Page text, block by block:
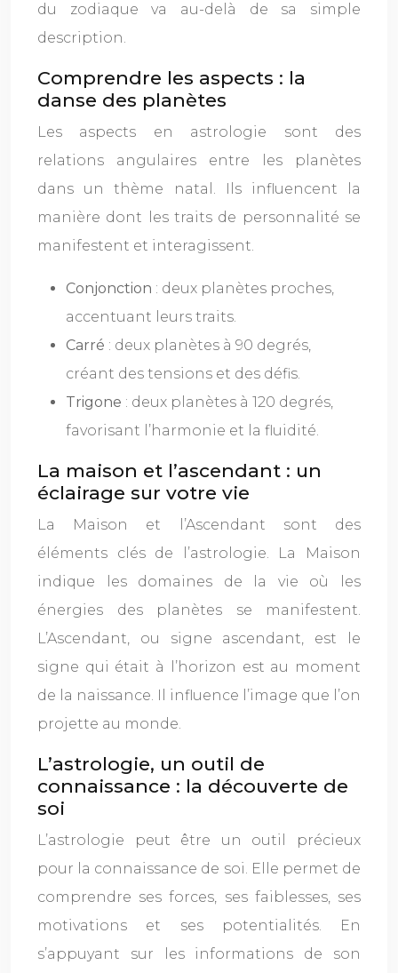
du zodiaque va au-delà de sa simple
description.
Comprendre les aspects : la
danse des planètes
Les aspects en astrologie sont des
relations angulaires entre les planètes
dans un thème natal. Ils influencent la
manière dont les traits de personnalité se
manifestent et interagissent.
Conjonction : deux planètes proches,
accentuant leurs traits.
Carré : deux planètes à 90 degrés,
créant des tensions et des défis.
Trigone : deux planètes à 120 degrés,
favorisant l’harmonie et la fluidité.
La maison et l’ascendant : un
éclairage sur votre vie
La Maison et l’Ascendant sont des
éléments clés de l’astrologie. La Maison
indique les domaines de la vie où les
énergies des planètes se manifestent.
L’Ascendant, ou signe ascendant, est le
signe qui était à l’horizon est au moment
de la naissance. Il influence l’image que l’on
projette au monde.
L’astrologie, un outil de
connaissance : la découverte de
soi
L’astrologie peut être un outil précieux
pour la connaissance de soi. Elle permet de
comprendre ses forces, ses faiblesses, ses
motivations et ses potentialités. En
s’appuyant sur les informations de son